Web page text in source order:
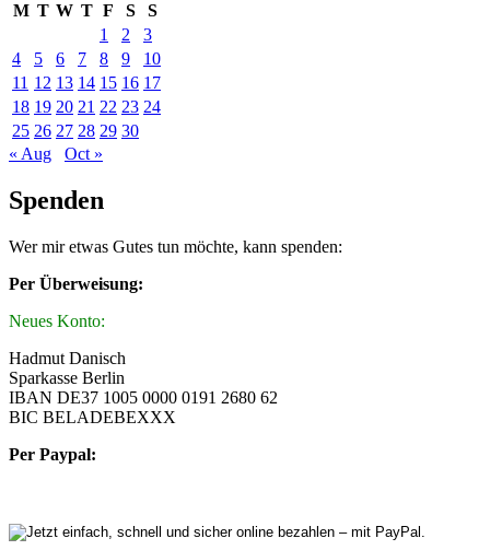
M T W T F S
S
1
2
3
4
5 6 7 8 9
10
11 12 13 14 15 16 17
18 19 20 21 22 23 24
25 26 27 28 29 30
« Aug
Oct »
Spenden
Wer mir etwas Gutes tun möchte, kann spenden:
Per Überweisung:
Neues Konto:
Hadmut Danisch
Sparkasse Berlin
IBAN DE37 1005 0000 0191 2680 62
BIC BELADEBEXXX
Per Paypal: